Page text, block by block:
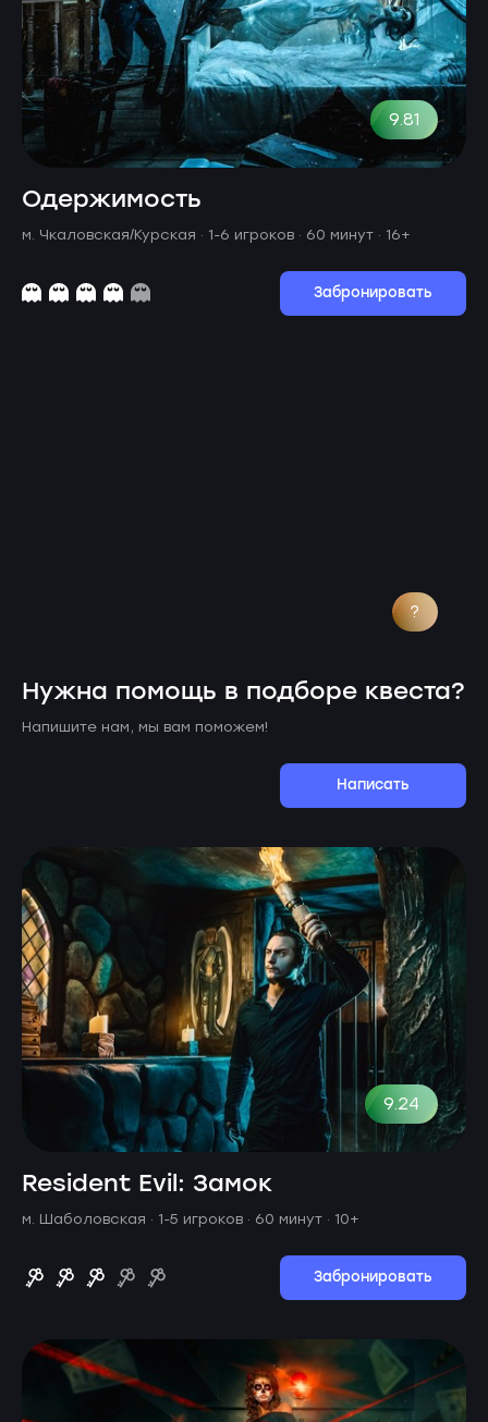
9.81
Одержимость
м. Чкаловская/Курская · 1-6 игроков · 60 минут · 16+
Забронировать
?
Нужна помощь в подборе квеста?
Напишите нам, мы вам поможем!
Написать
9.24
Resident Evil: Замок
м. Шаболовская · 1-5 игроков · 60 минут · 10+
Забронировать